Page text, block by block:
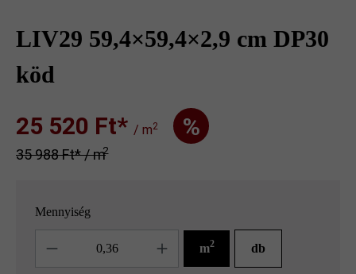
LIV29 59,4×59,4×2,9 cm DP30
köd
25 520 Ft‎‎‎* / m2 %
35 988 Ft‎‎‎* / m2
Mennyiség
m2 db